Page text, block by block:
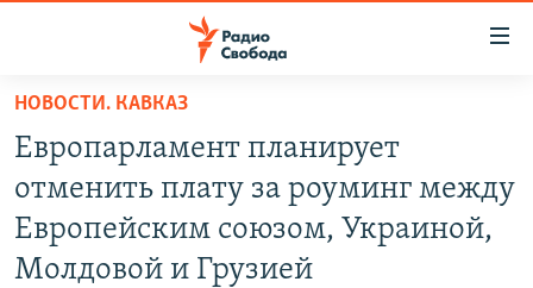
упрощенного
доступа
основному
содержанию
ПОДКАСТЫ
АВТОРСКИЕ ПРОЕКТЫ
ЦИТАТЫ СВОБОДЫ
НОВОСТИ. КАВКАЗ
Европарламент планирует
отменить плату за роуминг между
Европейским союзом, Украиной,
Молдовой и Грузией